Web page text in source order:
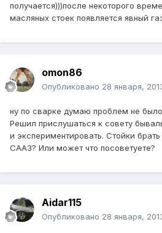
получается)))после некоторого
масляных стоек появляется явный
omon86
Опубликовано 28 января,
ну по сварке думаю проблем не
Решил прислушаться к совету
и экспериментировать. Стойки
СААЗ? Или может что посоветуете?
Aidar115
Опубликовано 28 января,